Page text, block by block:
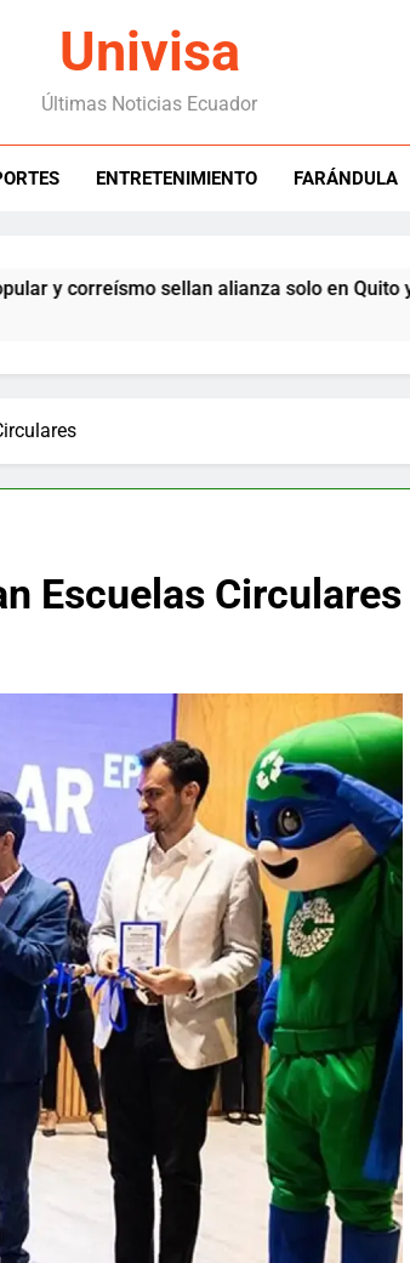
Univisa
Últimas Noticias Ecuador
ENTRETENIMIENTO FARÁNDULA
sellan alianza solo en Quito y Pichincha
Escuelas Circulares